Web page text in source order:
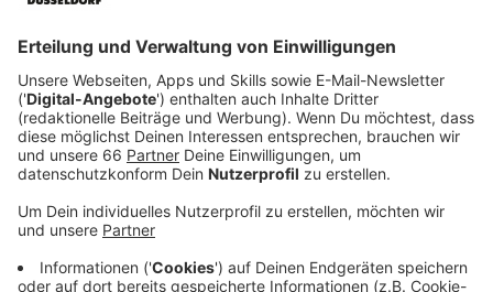
Anzeige
Das Problem: Facharztpraxen sind oft
überlaufen
Anzeige
Die ambulante Versorgung steht unter Druck - auch in
Menschen im Land. Gleichzeitig ist etwa ein Drittel der